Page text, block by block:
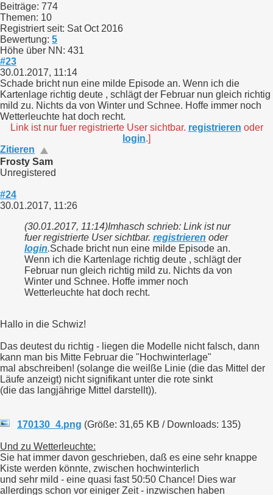
Beiträge: 774
Themen: 10
Registriert seit: Sat Oct 2016
Bewertung: 5
Höhe über NN: 431
#23
30.01.2017, 11:14
Schade bricht nun eine milde Episode an. Wenn ich die
Kartenlage richtig deute , schlägt der Februar nun gleich richtig
mild zu. Nichts da von Winter und Schnee. Hoffe immer noch
Wetterleuchte hat doch recht.
Link ist nur fuer registrierte User sichtbar. registrieren oder
login.]
Zitieren
Frosty Sam
Unregistered
#24
30.01.2017, 11:26
(30.01.2017, 11:14)Imhasch schrieb: Link ist nur
fuer registrierte User sichtbar. registrieren oder
login.Schade bricht nun eine milde Episode an.
Wenn ich die Kartenlage richtig deute , schlägt der
Februar nun gleich richtig mild zu. Nichts da von
Winter und Schnee. Hoffe immer noch
Wetterleuchte hat doch recht.
Hallo in die Schwiz!
Das deutest du richtig - liegen die Modelle nicht falsch, dann
kann man bis Mitte Februar die "Hochwinterlage"
mal abschreiben! (solange die weilße Linie (die das Mittel der
Läufe anzeigt) nicht signifikant unter die rote sinkt
(die das langjährige Mittel darstellt)).
170130_4.png (Größe: 31,65 KB / Downloads: 135)
Und zu Wetterleuchte:
Sie hat immer davon geschrieben, daß es eine sehr knappe
Kiste werden könnte, zwischen hochwinterlich
und sehr mild - eine quasi fast 50:50 Chance! Dies war
allerdings schon vor einiger Zeit - inzwischen haben